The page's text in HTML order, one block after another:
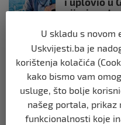
vijori
SVIJET
Opsadno
nekoliko
policijske
prije 10 mjeseci
U skladu s novom
Uskvijesti.ba je
korištenja kolačića
kako bismo vam
usluge, što bolje
našeg portala,
funkcionalnosti koje